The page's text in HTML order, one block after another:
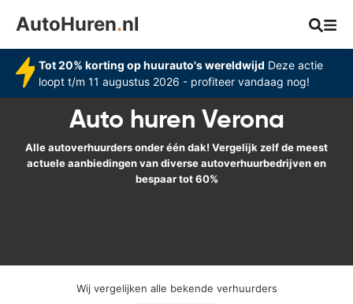
AutoHuren.nl
Tot 20% korting op huurauto's wereldwijd Deze actie
loopt t/m 11 augustus 2026 - profiteer vandaag nog!
Auto huren Verona
Alle autoverhuurders onder één dak! Vergelijk zelf de meest
actuele aanbiedingen van diverse autoverhuurbedrijven en
bespaar tot 60%
Wij vergelijken alle bekende verhuurders